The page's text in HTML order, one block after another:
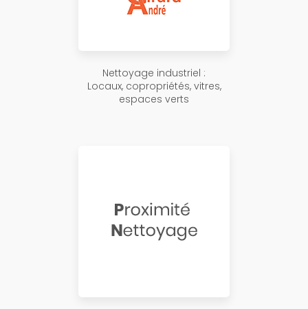
Nettoyage industriel :
Locaux, copropriétés, vitres,
espaces verts